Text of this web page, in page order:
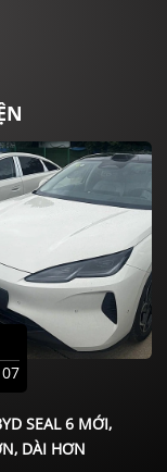
SEAL 6 MỚI,
DÀI HƠN